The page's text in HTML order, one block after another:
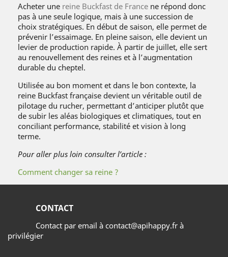
Acheter une reine Buckfast de France ne répond donc
pas à une seule logique, mais à une succession de
choix stratégiques. En début de saison, elle permet de
prévenir l’essaimage. En pleine saison, elle devient un
levier de production rapide. À partir de juillet, elle sert
au renouvellement des reines et à l’augmentation
durable du cheptel.
Utilisée au bon moment et dans le bon contexte, la
reine Buckfast française devient un véritable outil de
pilotage du rucher, permettant d’anticiper plutôt que
de subir les aléas biologiques et climatiques, tout en
conciliant performance, stabilité et vision à long
terme.
Pour aller plus loin consulter l’article :
Comment changer sa reine ?
CONTACT
Contact par email à contact@apihappy.fr à
privilégier